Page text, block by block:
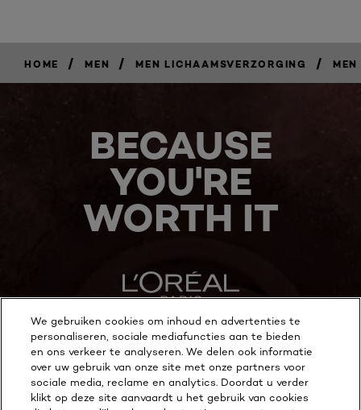
HOME / MEN / MEN LICHAAMSVERZORGING / MEN
BECAUSE
YOU'RE
WORTH IT
MEER ONTDEKKEN
ADDRESS
We gebruiken cookies om inhoud en advertenties te
personaliseren, sociale mediafuncties aan te bieden
en ons verkeer te analyseren. We delen ook informatie
over uw gebruik van onze site met onze partners voor
sociale media, reclame en analytics. Doordat u verder
klikt op deze site aanvaardt u het gebruik van cookies